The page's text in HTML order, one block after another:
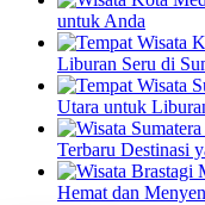
untuk Anda
Liburan Seru di
Utara untuk
Terbaru Destinasi
Hemat dan